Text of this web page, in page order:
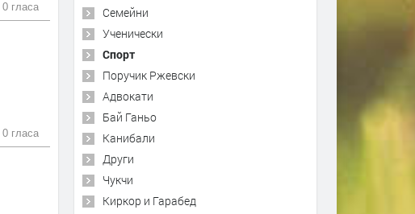
0 гласа
0 гласа
Семейни
Ученически
Спорт
Поручик Ржевски
Адвокати
Бай Ганьо
Канибали
Други
Чукчи
Киркор и Гарабед